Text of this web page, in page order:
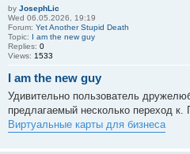
by JosephLic
Wed 06.05.2026, 19:19
Forum: Yet Another Stupid Death
Topic: I am the new guy
Replies: 0
Views: 1533
I am the new guy
Удивительно пользователь
предлагаемый несколько переход к.
Виртуальные карты для бизнеса